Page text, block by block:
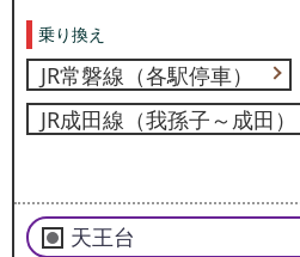
乗り換え
JR常磐線（各駅停車）
JR成田線（我孫子～成田）
天王台